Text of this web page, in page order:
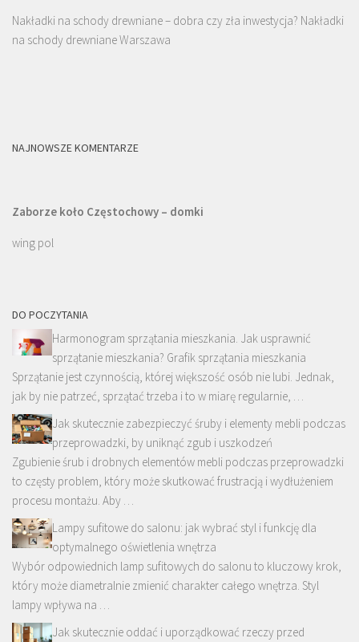
Nakładki na schody drewniane – dobra czy zła inwestycja? Nakładki
na schody drewniane Warszawa
NAJNOWSZE KOMENTARZE
Zaborze koło Częstochowy – domki
wing pol
DO POCZYTANIA
Harmonogram sprzątania mieszkania. Jak usprawnić
sprzątanie mieszkania? Grafik sprzątania mieszkania
Sprzątanie jest czynnością, której większość osób nie lubi. Jednak,
jak by nie patrzeć, sprzątać trzeba i to w miarę regularnie, …
Jak skutecznie zabezpieczyć śruby i elementy mebli podczas
przeprowadzki, by uniknąć zgub i uszkodzeń
Zgubienie śrub i drobnych elementów mebli podczas przeprowadzki
to częsty problem, który może skutkować frustracją i wydłużeniem
procesu montażu. Aby …
Lampy sufitowe do salonu: jak wybrać styl i funkcję dla
optymalnego oświetlenia wnętrza
Wybór odpowiednich lamp sufitowych do salonu to kluczowy krok,
który może diametralnie zmienić charakter całego wnętrza. Styl
lampy wpływa na …
Jak skutecznie oddać i uporządkować rzeczy przed